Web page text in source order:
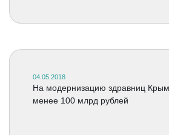
04.05.2018
На модернизацию здравниц
менее 100 млрд рублей